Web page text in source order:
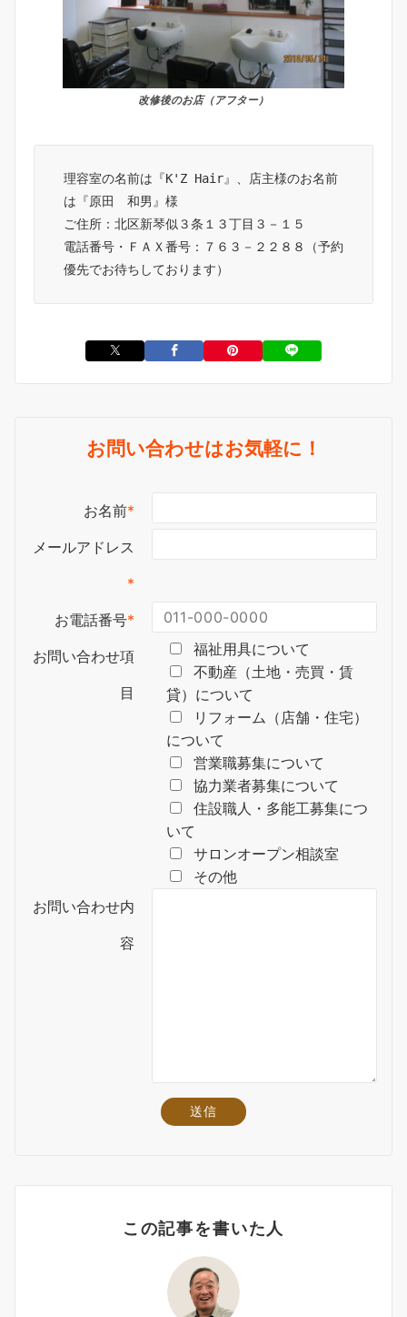
改修後のお店（アフター）
理容室の名前は『K'Z Hair』、店主様のお名前
は『原田　和男』様
ご住所：北区新琴似３条１３丁目３－１５
電話番号・ＦＡＸ番号：７６３－２２８８（予約
優先でお待ちしております）
お問い合わせはお気軽に！
お名前*
メールアドレス
*
お電話番号*
お問い合わせ項
目
福祉用具について
不動産（土地・売買・賃
貸）について
リフォーム（店舗・住宅）
について
営業職募集について
協力業者募集について
住設職人・多能工募集につ
いて
サロンオープン相談室
その他
お問い合わせ内
容
この記事を書いた人